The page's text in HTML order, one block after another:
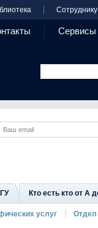
Сервисы
Кто есть кто от А
услуг Отдел